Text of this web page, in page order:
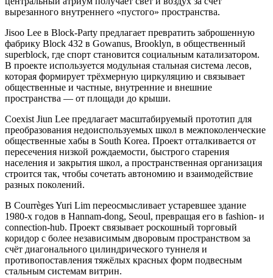
вырезанного внутреннего «пустого» пространства.
Jisoo Lee в Block-Party предлагает превратить заброшенную
фабрику Block 432 в Gowanus, Brooklyn, в общественный
superblock, где спорт становится социальным катализатором.
В проекте используется модульная стальная система лесов,
которая формирует трёхмерную циркуляцию и связывает
общественные и частные, внутренние и внешние
пространства — от площади до крыши.
Coexist Jiun Lee предлагает масштабируемый прототип для
преобразования недоиспользуемых школ в межпоколенческие
общественные хабы в South Korea. Проект отталкивается от
пересечения низкой рождаемости, быстрого старения
населения и закрытия школ, а пространственная организация
строится так, чтобы сочетать автономию и взаимодействие
разных поколений.
В Courrèges Yuri Lim переосмысливает устаревшее здание
1980-х годов в Hannam-dong, Seoul, превращая его в fashion- и
connection-hub. Проект связывает роскошный торговый
коридор с более независимым дворовым пространством за
счёт диагонального цилиндрического туннеля и
противопоставления тяжёлых красных форм подвесным
стальным системам витрин.